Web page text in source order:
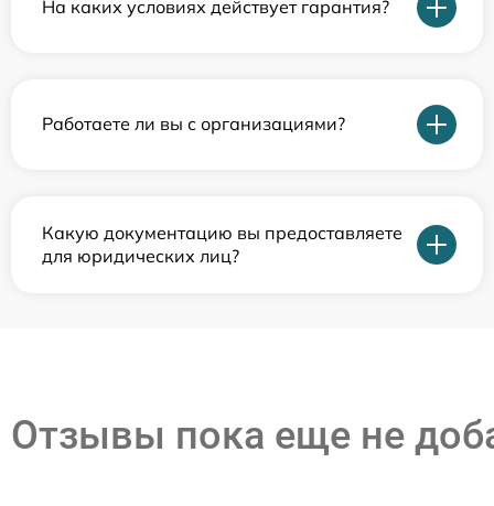
На каких условиях действует гарантия?
Работаете ли вы с организациями?
Какую документацию вы предоставляете
для юридических лиц?
Отзывы пока еще не